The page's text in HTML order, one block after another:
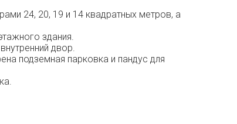
24, 20, 19 и 14 квадратных метров, а
здания.
двор.
подземная парковка и пандус для